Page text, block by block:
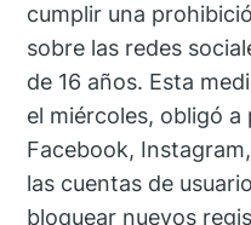
cumplir una
sobre las redes
de 16 años. Esta
el miércoles, obligó
Facebook,
las cuentas de
bloquear nuevos